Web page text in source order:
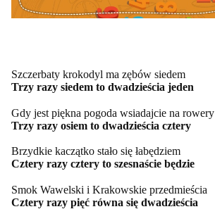
Szczerbaty krokodyl ma zębów siedem
Trzy razy siedem to dwadzieścia jeden
Gdy jest piękna pogoda wsiadajcie na rowery
Trzy razy osiem to dwadzieścia cztery
Brzydkie kaczątko stało się łabędziem
Cztery razy cztery to szesnaście będzie
Smok Wawelski i Krakowskie przedmieścia
Cztery razy pięć równa się dwadzieścia